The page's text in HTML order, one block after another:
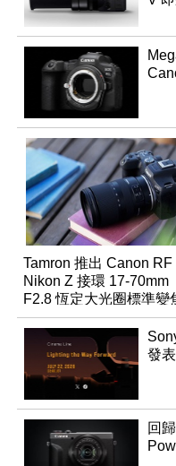
Tamron 推出 Canon RF
Nikon Z 接環 17-70mm
F2.8 恆定大光圈標準變
鏡
發
回